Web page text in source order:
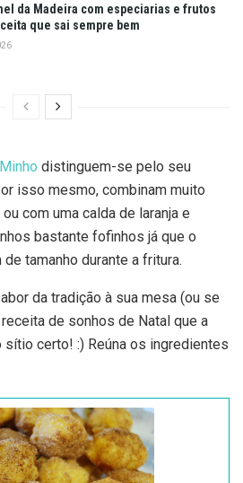
da Madeira com especiarias e frutos
que sai sempre bem
Minho distinguem-se pelo seu
isso mesmo, combinam muito
com uma calda de laranja e
bastante fofinhos já que o
tamanho durante a fritura.
da tradição à sua mesa (ou se
de sonhos de Natal que a
certo! :) Reúna os ingredientes